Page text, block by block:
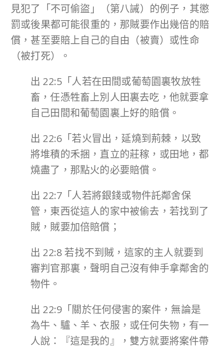
見犯了「不可偷盜」（第八誡）的例子，其懲
罰或後果都可能很重的，那賊要作出幾倍的賠
償，甚至要賠上自己的自由（被賣）或性命
（被打死）。
出 22:5「人若在田間或葡萄園裏牧放牲
畜，任憑牲畜上別人田裏去吃，他就要拿
自己田間和葡萄園裏上好的賠償。
出 22:6「若火冒出，延燒到荊棘，以致
將堆積的禾捆，直立的莊稼，或田地，都
燒盡了，那點火的必要賠償。
出 22:7「人若將銀錢或物件託鄰舍保
管，東西從這人的家中被偷去，若找到了
賊，賊要加倍賠償；
出 22:8 若找不到賊，這家的主人就要到
審判官那裏，聲明自己沒有伸手拿鄰舍的
物件。
出 22:9「關於任何侵害的案件，無論是
為牛、驢、羊、衣服，或任何失物，有一
人說：『這是我的』，雙方就要將案件帶